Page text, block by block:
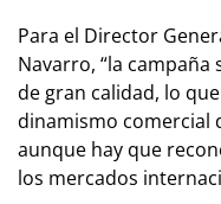
Para el Director
Navarro, “la
de gran calidad, lo
dinamismo comercial
aunque hay que
los mercados